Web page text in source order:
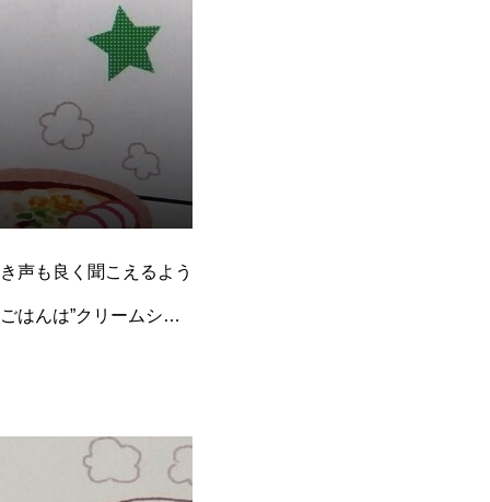
声も良く聞こえるよう
はんは”クリームシチ